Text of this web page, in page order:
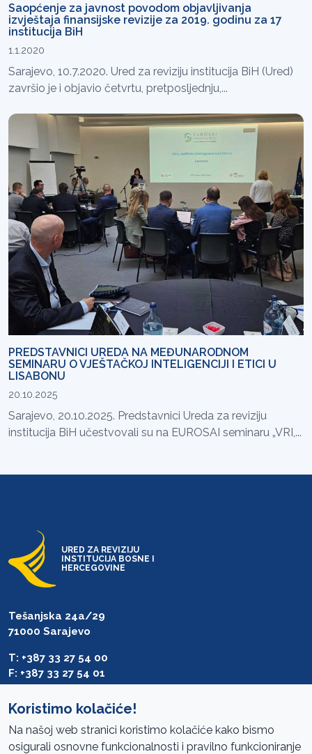
Saopćenje za javnost povodom objavljivanja
izvještaja finansijske revizije za 2019. godinu za 17
institucija BiH
1.1.2020
Sarajevo, 10.7.2020. Ured za reviziju institucija BiH (Ured)
završio je i objavio četvrtu, pretposljednju,...
PREDSTAVNICI UREDA NA MEĐUNARODNOM
SEMINARU O VJEŠTAČKOJ INTELIGENCIJI I ETICI U
LISABONU
20.10.2025
Sarajevo, 20.10.2025. Predstavnici Ureda za reviziju
institucija BiH učestvovali su na EUROSAI seminaru „VRI,...
URED ZA REVIZIJU
INSTITUCIJA BOSNE I
HERCEGOVINE
Tešanjska 24a/29
71000 Sarajevo
T: +387 33 27 54 00
F: +387 33 27 54 01
Koristimo kolačiće!
Na našoj web stranici koristimo kolačiće kako bismo
osigurali osnovne funkcionalnosti i pravilno funkcioniranje